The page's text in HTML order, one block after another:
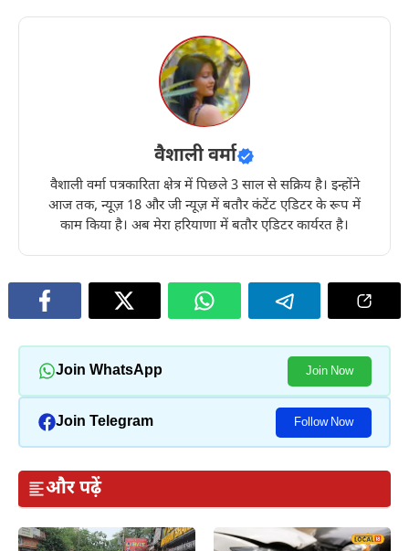
वैशाली वर्मा
वैशाली वर्मा पत्रकारिता क्षेत्र में पिछले 3 साल से सक्रिय है। इन्होंने
आज तक, न्यूज़ 18 और जी न्यूज़ में बतौर कंटेंट एडिटर के रूप में
काम किया है। अब मेरा हरियाणा में बतौर एडिटर कार्यरत है।
Join WhatsApp Join Now
Join Telegram Follow Now
और पढ़ें